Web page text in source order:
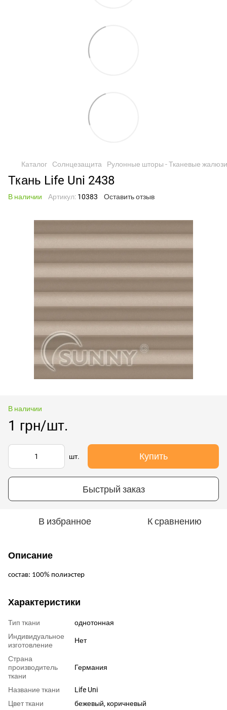
Каталог Солнцезащита Рулонные шторы - Тканевые жалюзи
Ткань Life Uni 2438
В наличии Артикул: 10383 Оставить отзыв
В наличии
1 грн/шт.
шт. Купить
Быстрый заказ
В избранное К сравнению
Описание
состав: 100% полиэстер
Характеристики
Тип ткани
однотонная
Индивидуальное
изготовление
Нет
Страна
производитель
ткани
Германия
Название ткани
Life Uni
Цвет ткани
бежевый, коричневый